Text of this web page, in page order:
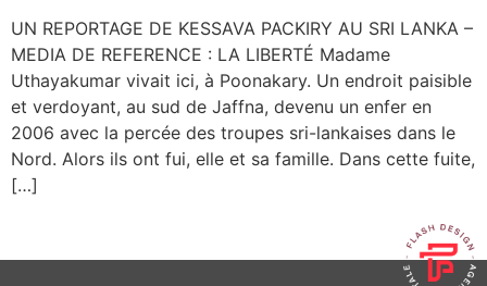
UN REPORTAGE DE KESSAVA PACKIRY AU SRI LANKA –
MEDIA DE REFERENCE : LA LIBERTÉ Madame
Uthayakumar vivait ici, à Poonakary. Un endroit paisible
et verdoyant, au sud de Jaffna, devenu un enfer en
2006 avec la percée des troupes sri-lankaises dans le
Nord. Alors ils ont fui, elle et sa famille. Dans cette fuite,
[…]